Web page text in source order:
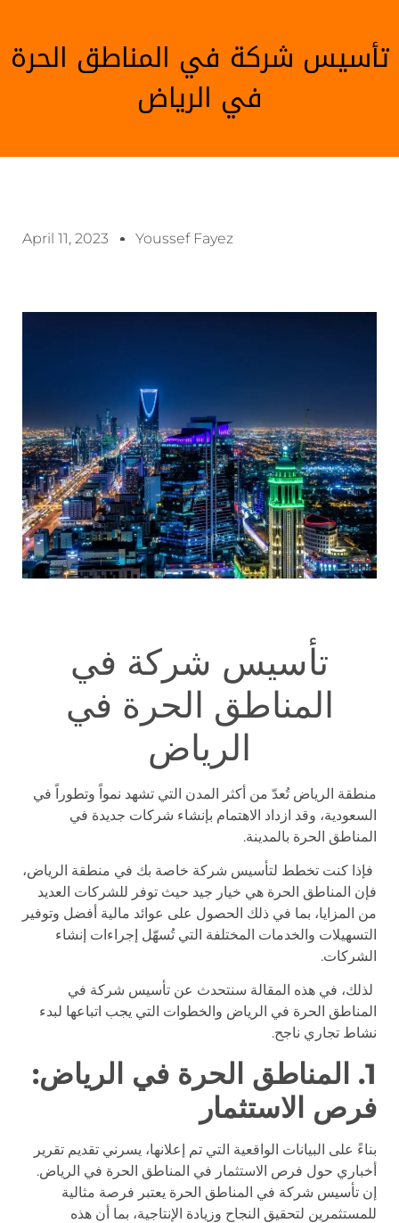
تأسيس شركة في المناطق الحرة
في الرياض
April 11, 2023 Youssef Fayez
تأسيس شركة في
المناطق الحرة في
الرياض
منطقة الرياض تُعدّ من أكثر المدن التي تشهد نمواً وتطوراً في
السعودية، وقد ازداد الاهتمام بإنشاء شركات جديدة في
المناطق الحرة بالمدينة.
فإذا كنت تخطط لتأسيس شركة خاصة بك في منطقة الرياض،
فإن المناطق الحرة هي خيار جيد حيث توفر للشركات العديد
من المزايا، بما في ذلك الحصول على عوائد مالية أفضل وتوفير
التسهيلات والخدمات المختلفة التي تُسهّل إجراءات إنشاء
الشركات.
لذلك، في هذه المقالة سنتحدث عن تأسيس شركة في
المناطق الحرة في الرياض والخطوات التي يجب اتباعها لبدء
نشاط تجاري ناجح.
1. المناطق الحرة في الرياض:
فرص الاستثمار
بناءً على البيانات الواقعية التي تم إعلانها، يسرني تقديم تقرير
أخباري حول فرص الاستثمار في المناطق الحرة في الرياض.
إن تأسيس شركة في المناطق الحرة يعتبر فرصة مثالية
للمستثمرين لتحقيق النجاح وزيادة الإنتاجية، بما أن هذه